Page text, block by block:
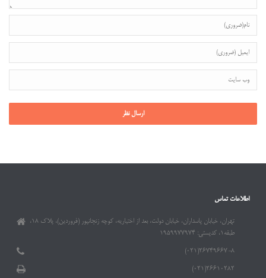
اطلاعات تماس
تهران، خیابان پاسداران، خیابان دولت، بعد از اختیاریه، کوچه زنجانپور (فروردین)، پلاک ۱۸،
طبقه۱، کدپستی: ۱۹۵۹۹۷۷۹۷۴
۲۶۷۴۹۶۶۷-۸(۰۲۱)
۲۶۶۱۰۲۸۲(۰۲۱)